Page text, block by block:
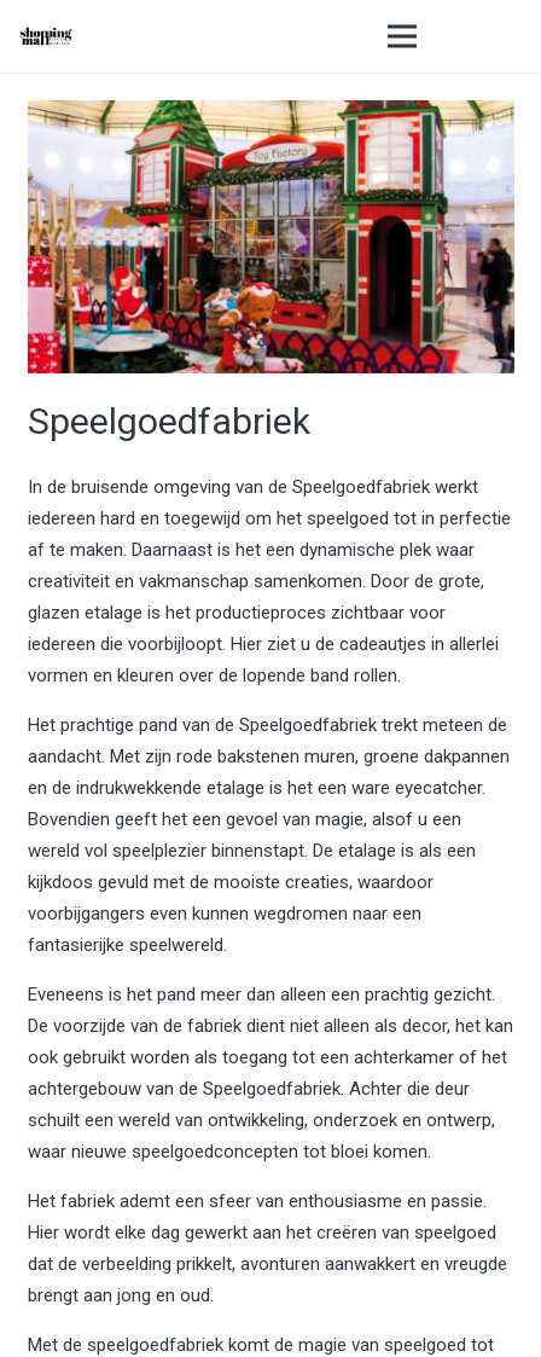
Speelgoedfabriek
In de bruisende omgeving van de Speelgoedfabriek werkt
iedereen hard en toegewijd om het speelgoed tot in perfectie
af te maken. Daarnaast is het een dynamische plek waar
creativiteit en vakmanschap samenkomen. Door de grote,
glazen etalage is het productieproces zichtbaar voor
iedereen die voorbijloopt. Hier ziet u de cadeautjes in allerlei
vormen en kleuren over de lopende band rollen.
Het prachtige pand van de Speelgoedfabriek trekt meteen de
aandacht. Met zijn rode bakstenen muren, groene dakpannen
en de indrukwekkende etalage is het een ware eyecatcher.
Bovendien geeft het een gevoel van magie, alsof u een
wereld vol speelplezier binnenstapt. De etalage is als een
kijkdoos gevuld met de mooiste creaties, waardoor
voorbijgangers even kunnen wegdromen naar een
fantasierijke speelwereld.
Eveneens is het pand meer dan alleen een prachtig gezicht.
De voorzijde van de fabriek dient niet alleen als decor, het kan
ook gebruikt worden als toegang tot een achterkamer of het
achtergebouw van de Speelgoedfabriek. Achter die deur
schuilt een wereld van ontwikkeling, onderzoek en ontwerp,
waar nieuwe speelgoedconcepten tot bloei komen.
Het fabriek ademt een sfeer van enthousiasme en passie.
Hier wordt elke dag gewerkt aan het creëren van speelgoed
dat de verbeelding prikkelt, avonturen aanwakkert en vreugde
brengt aan jong en oud.
Met de speelgoedfabriek komt de magie van speelgoed tot